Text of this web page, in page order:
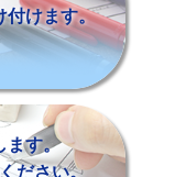
付けます。
ます。
ださい。